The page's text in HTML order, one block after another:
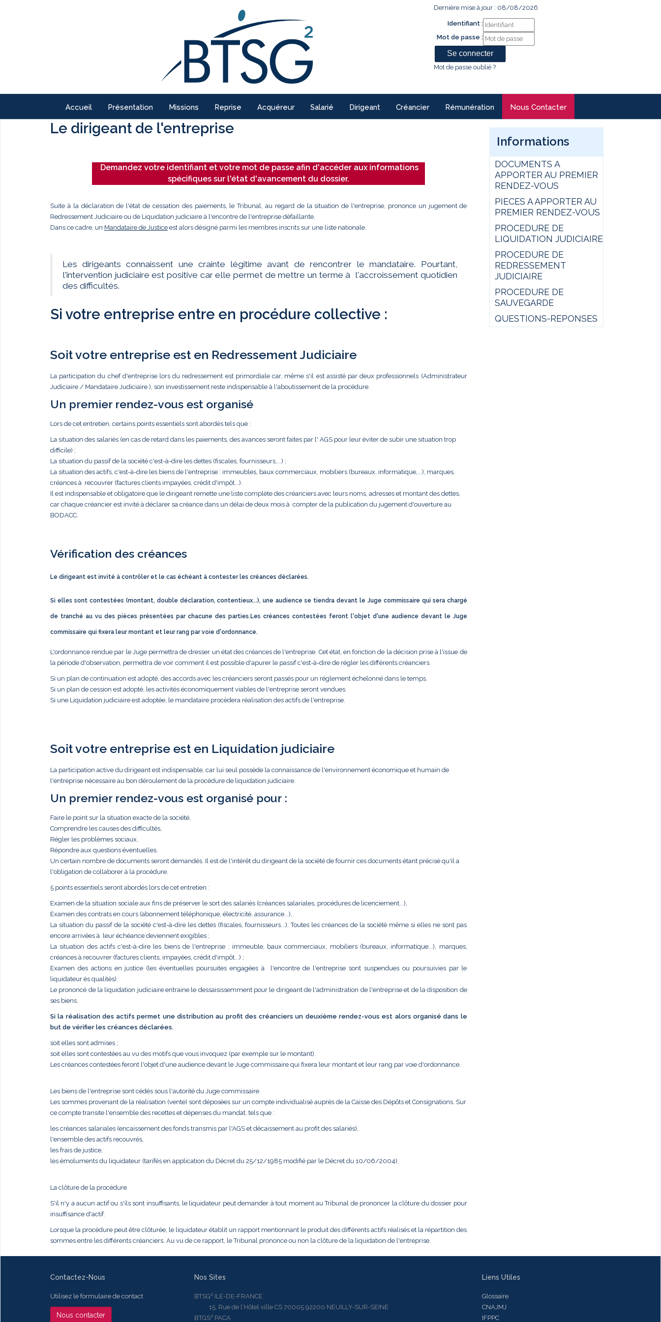
Dernière mise à jour : 08/08/2026
Identifiant :
Mot de passe :
Mot de passe oublié ?
Accueil Présentation Missions Reprise Acquéreur Salarié Dirigeant Créancier Rémunération Nous Contacter
Le dirigeant de l'entreprise
Demandez votre identifiant et votre mot de passe afin d'accéder aux informations
spécifiques sur l'état d'avancement du dossier.
Suite à la déclaration de l'état de cessation des paiements, le Tribunal, au regard de la situation de l'entreprise, prononce un jugement de
Redressement Judiciaire ou de Liquidation judiciaire à l'encontre de l'entreprise défaillante.
Dans ce cadre, un Mandataire de Justice est alors désigné parmi les membres inscrits sur une liste nationale.
Les dirigeants connaissent une crainte légitime avant de rencontrer le mandataire. Pourtant,
l'intervention judiciaire est positive car elle permet de mettre un terme à l'accroissement quotidien
des difficultés.
Si votre entreprise entre en procédure collective :
Soit votre entreprise est en Redressement Judiciaire
La participation du chef d'entreprise lors du redressement est primordiale car, même s'il est assisté par deux professionnels (Administrateur
Judiciaire / Mandataire Judiciaire ), son investissement reste indispensable à l'aboutissement de la procédure.
Un premier rendez-vous est organisé
Lors de cet entretien, certains points essentiels sont abordés tels que :
La situation des salariés (en cas de retard dans les paiements, des avances seront faites par l' AGS pour leur éviter de subir une situation trop
difficile) ;
La situation du passif de la société c'est-à-dire les dettes (fiscales, fournisseurs,...) ;
La situation des actifs, c'est-à-dire les biens de l'entreprise : immeubles, baux commerciaux, mobiliers (bureaux, informatique,...), marques,
créances à recouvrer (factures clients impayées, crédit d'impôt...).
Il est indispensable et obligatoire que le dirigeant remette une liste complète des créanciers avec leurs noms, adresses et montant des dettes,
car chaque créancier est invité à déclarer sa créance dans un délai de deux mois à compter de la publication du jugement d'ouverture au
BODACC.
Vérification des créances
Le dirigeant est invité à contrôler et le cas échéant à contester les créances déclarées.
Si elles sont contestées (montant, double déclaration, contentieux...), une audience se tiendra devant le Juge commissaire qui sera chargé
de tranché au vu des pièces présentées par chacune des parties.Les créances contestées feront l'objet d'une audience devant le Juge
commissaire qui fixera leur montant et leur rang par voie d'ordonnance.
L'ordonnance rendue par le Juge permettra de dresser un état des créances de l'entreprise. Cet état, en fonction de la décision prise à l'issue de
la période d'observation, permettra de voir comment il est possible d'apurer le passif c'est-à-dire de régler les différents créanciers.
Si un plan de continuation est adopté, des accords avec les créanciers seront passés pour un réglement échelonné dans le temps.
Si un plan de cession est adopté, les activités économiquement viables de l'entreprise seront vendues.
Si une Liquidation judiciaire est adoptée, le mandataire procèdera réalisation des actifs de l'entreprise.
Soit votre entreprise est en Liquidation judiciaire
La participation active du dirigeant est indispensable, car lui seul possède la connaissance de l'environnement économique et humain de
l'entreprise nécessaire au bon déroulement de la procédure de liquidation judiciaire.
Un premier rendez-vous est organisé pour :
Faire le point sur la situation exacte de la société,
Comprendre les causes des difficultés,
Régler les problèmes sociaux,
Répondre aux questions éventuelles.
Un certain nombre de documents seront demandés. Il est de l'intérêt du dirigeant de la société de fournir ces documents étant précisé qu'il a
l'obligation de collaborer à la procédure.
5 points essentiels seront abordés lors de cet entretien :
Examen de la situation sociale aux fins de préserver le sort des salariés (créances salariales, procédures de licenciement...),
Examen des contrats en cours (abonnement téléphonique, électricité, assurance...),
La situation du passif de la société c'est-à-dire les dettes (fiscales, fournisseurs...). Toutes les créances de la société même si elles ne sont pas
encore arrivées à leur échéance deviennent exigibles ;
La situation des actifs c'est-à-dire les biens de l'entreprise : immeuble, baux commerciaux, mobiliers (bureaux, informatique...), marques,
créances à recouvrer (factures clients, impayées, crédit d'impôt...) ;
Examen des actions en justice (les éventuelles poursuites engagées à l'encontre de l'entreprise sont suspendues ou poursuivies par le
liquidateur ès qualités).
Le prononcé de la liquidation judiciaire entraine le dessaisissemment pour le dirigeant de l'administration de l'entreprise et de la disposition de
ses biens.
Si la réalisation des actifs permet une distribution au profit des créanciers un deuxième rendez-vous est alors organisé dans le
but de vérifier les créances déclarées.
soit elles sont admises ;
soit elles sont contestées au vu des motifs que vous invoquez (par exemple sur le montant).
Les créances contestées feront l'objet d'une audience devant le Juge commissaire qui fixera leur montant et leur rang par voie d'ordonnance.
Les biens de l'entreprise sont cédés sous l'autorité du Juge commissaire.
Les sommes provenant de la réalisation (vente) sont déposées sur un compte individualisé auprès de la Caisse des Dépôts et Consignations. Sur
ce compte transite l'ensemble des recettes et dépenses du mandat, tels que :
les créances salariales (encaissement des fonds transmis par l'AGS et décaissement au profit des salariés),
l'ensemble des actifs recouvrés,
les frais de justice,
les émoluments du liquidateur (tarifés en application du Décret du 25/12/1985 modifié par le Décret du 10/06/2004),
La clôture de la procédure
S'il n'y a aucun actif ou s'ils sont insuffisants, le liquidateur peut demander à tout moment au Tribunal de prononcer la clôture du dossier pour
insuffisance d'actif.
Lorsque la procédure peut être clôturée, le liquidateur établit un rapport mentionnant le produit des différents actifs réalisés et la répartition des
sommes entre les différents créanciers. Au vu de ce rapport, le Tribunal prononce ou non la clôture de la liquidation de l'entreprise.
Informations
DOCUMENTS A
APPORTER AU PREMIER
RENDEZ-VOUS
PIECES A APPORTER AU
PREMIER RENDEZ-VOUS
PROCEDURE DE
LIQUIDATION JUDICIAIRE
PROCEDURE DE
REDRESSEMENT
JUDICIAIRE
PROCEDURE DE
SAUVEGARDE
QUESTIONS-REPONSES
Contactez-Nous
Utilisez le formulaire de contact
Nous contacter
Nos Sites
BTSG² ILE-DE-FRANCE
15, Rue de l'Hôtel ville CS 70005 92200 NEUILLY-SUR-SEINE
BTGS² PACA
Liens Utiles
Glossaire
CNAJMJ
IFPPC